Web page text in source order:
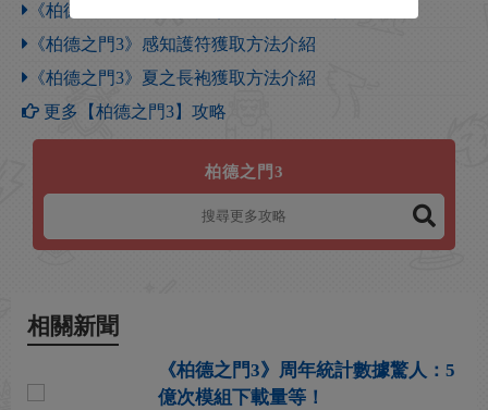
《柏德之門3》復仇侍衛頭骨盔獲取方法介紹
《柏德之門3》感知護符獲取方法介紹
《柏德之門3》夏之長袍獲取方法介紹
更多【柏德之門3】攻略
柏德之門3
相關新聞
《柏德之門3》周年統計數據驚人：5
億次模組下載量等！